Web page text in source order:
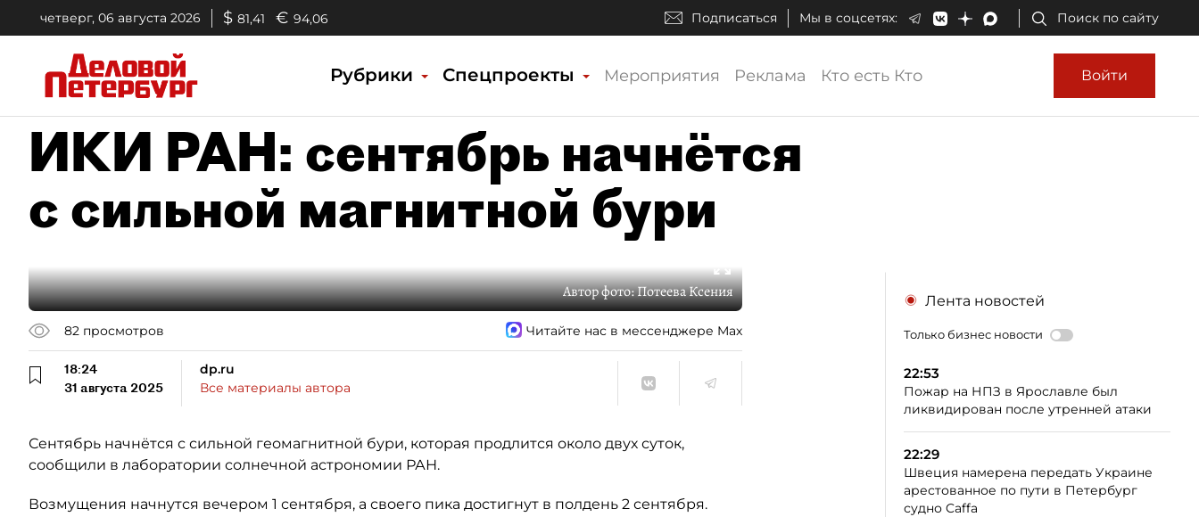
четверг, 06 августа 2026 $ 81,41 € 94,06 Подписаться Мы в соцсетях: Поиск по сайту
Рубрики Спецпроекты Мероприятия Реклама Кто есть Кто Войти
ИКИ РАН: сентябрь начнётся
с сильной магнитной бури
Автор фото:Потеева Ксения
82 просмотров Читайте нас в мессенджере Max
18:24
31 августа 2025
dp.ru
Все материалы автора
Сентябрь начнётся с сильной геомагнитной бури, которая продлится около двух суток,
сообщили в лаборатории солнечной астрономии РАН.
Возмущения начнутся вечером 1 сентября, а своего пика достигнут в полдень 2 сентября.
Лента новостей
Только бизнес новости
22:53
Пожар на НПЗ в Ярославле был
ликвидирован после утренней атаки
22:29
Швеция намерена передать Украине
арестованное по пути в Петербург
судно Caffa